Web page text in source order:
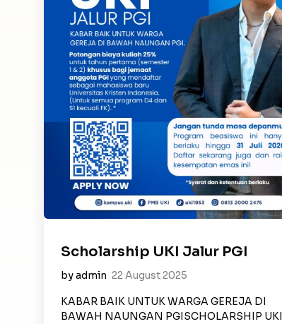
Scholarship UKI Jalur PGI
by admin 22 August 2025
KABAR BAIK UNTUK WARGA GEREJA DI
BAWAH NAUNGAN PGISCHOLARSHIP UKI